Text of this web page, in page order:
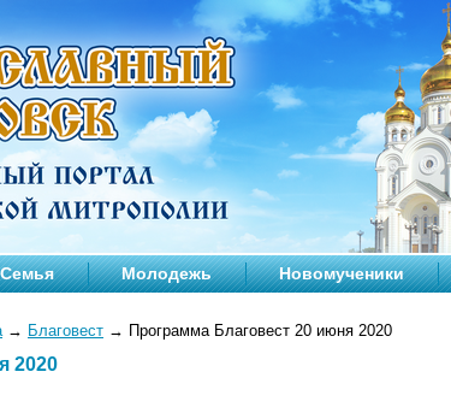
Семья Молодежь Новомученики
→ Благовест → Программа Благовест 20 июня 2020
2020